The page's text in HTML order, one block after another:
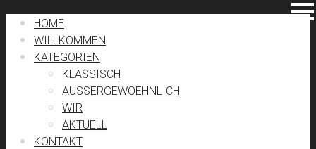
HOME
WILLKOMMEN
KATEGORIEN
KLASSISCH
AUSSERGEWOEHNLICH
WIR
AKTUELL
KONTAKT